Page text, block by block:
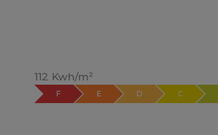
112 Kwh/m²
F E D C